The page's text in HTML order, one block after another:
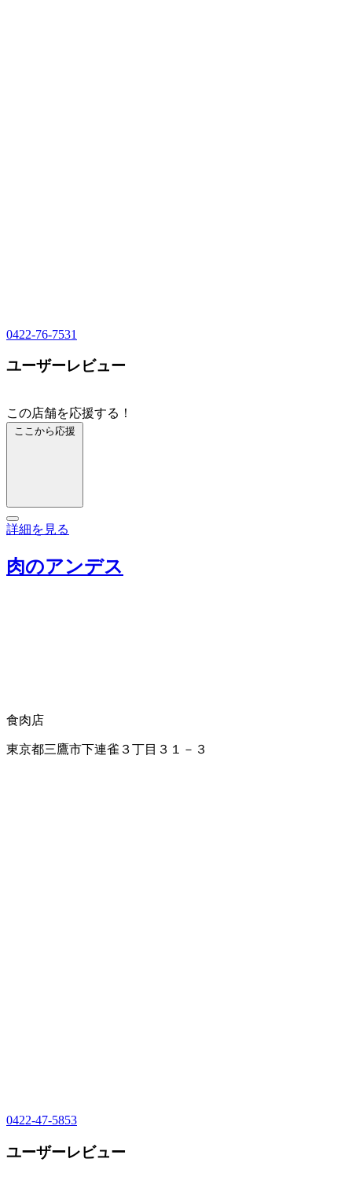
0422-76-7531
ユーザーレビュー
この店舗を応援する！
ここから応援
詳細を見る
肉のアンデス
食肉店
東京都三鷹市下連雀３丁目３１－３
0422-47-5853
ユーザーレビュー